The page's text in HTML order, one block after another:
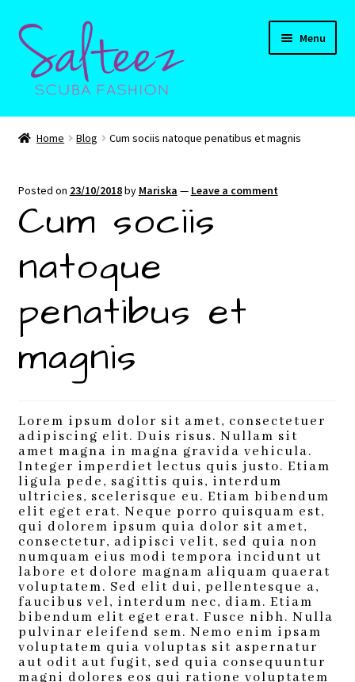
Skip
to
navigation
Skip
to
content
Menu
HOME
CART
Home Blog Cum sociis natoque penatibus et magnis
Posted on 23/10/2018by Mariska — Leave a comment
Cum sociis
natoque
penatibus et
magnis
Lorem ipsum dolor sit amet, consectetuer
adipiscing elit. Duis risus. Nullam sit
amet magna in magna gravida vehicula.
Integer imperdiet lectus quis justo. Etiam
ligula pede, sagittis quis, interdum
ultricies, scelerisque eu. Etiam bibendum
elit eget erat. Neque porro quisquam est,
qui dolorem ipsum quia dolor sit amet,
consectetur, adipisci velit, sed quia non
numquam eius modi tempora incidunt ut
labore et dolore magnam aliquam quaerat
voluptatem. Sed elit dui, pellentesque a,
faucibus vel, interdum nec, diam. Etiam
bibendum elit eget erat. Fusce nibh. Nulla
pulvinar eleifend sem. Nemo enim ipsam
voluptatem quia voluptas sit aspernatur
aut odit aut fugit, sed quia consequuntur
magni dolores eos qui ratione voluptatem